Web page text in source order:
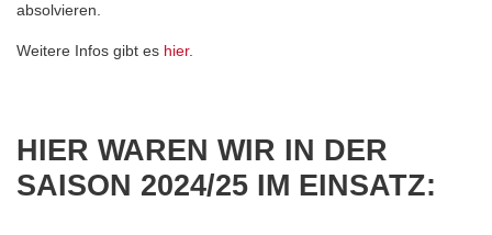
absolvieren.
Weitere Infos gibt es hier.
HIER WAREN WIR IN DER
SAISON 2024/25 IM EINSATZ: